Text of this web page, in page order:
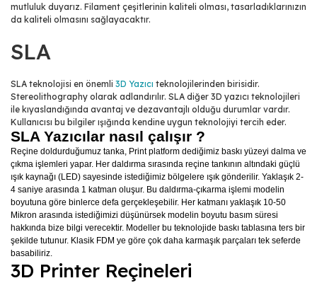
mutluluk duyarız. Filament çeşitlerinin kaliteli olması, tasarladıklarınızın
da kaliteli olmasını sağlayacaktır.
SLA
SLA teknolojisi en önemli 3D Yazıcı teknolojilerinden birisidir.
Stereolithography olarak adlandırılır. SLA diğer 3D yazıcı teknolojileri
ile kıyaslandığında avantaj ve dezavantajlı olduğu durumlar vardır.
Kullanıcısı bu bilgiler ışığında kendine uygun teknolojiyi tercih eder.
SLA Yazıcılar nasıl çalışır ?
Reçine doldurduğumuz tanka, Print platform dediğimiz baskı yüzeyi dalma ve
çıkma işlemleri yapar. Her daldırma sırasında reçine tankının altındaki güçlü
ışık kaynağı (LED) sayesinde istediğimiz bölgelere ışık gönderilir. Yaklaşık 2-
4 saniye arasında 1 katman oluşur. Bu daldırma-çıkarma işlemi modelin
boyutuna göre binlerce defa gerçekleşebilir. Her katmanı yaklaşık 10-50
Mikron arasında istediğimizi düşünürsek modelin boyutu basım süresi
hakkında bize bilgi verecektir. Modeller bu teknolojide baskı tablasına ters bir
şekilde tutunur. Klasik FDM ye göre çok daha karmaşık parçaları tek seferde
basabiliriz.
3D Printer Reçineleri